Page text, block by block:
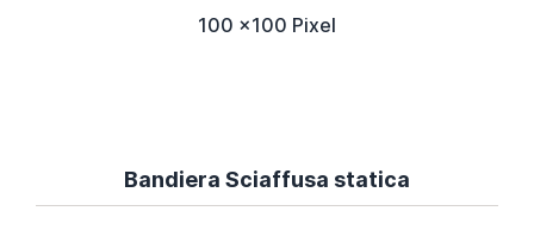
100 x100 Pixel
Bandiera Sciaffusa statica